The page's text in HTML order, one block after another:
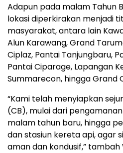
Adapun pada malam Tahun
lokasi diperkirakan menjadi
masyarakat, antara lain
Alun Karawang, Grand
Ciplaz, Pantai Tanjungbaru,
Pantai Ciparage, Lapangan
Summarecon, hingga Grand
“Kami telah menyiapkan
(CB), mulai dari
malam tahun baru, hingga
dan stasiun kereta api, agar
aman dan kondusif,” tambah